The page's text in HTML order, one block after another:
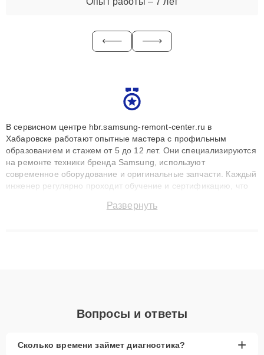
В сервисном центре hbr.samsung-remont-center.ru в
Хабаровске работают опытные мастера с профильным
образованием и стажем от 5 до 12 лет. Они специализируются
на ремонте техники бренда Samsung, используют
современное оборудование и оригинальные запчасти. Каждый
инженер регулярно проходит обучение и сертификацию, что
восстанавливать технику с сохранением гарантии до 3 лет.
Развернуть
Вопросы и ответы
Сколько времени займет диагностика? +